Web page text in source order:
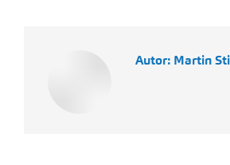
Autor: Martin